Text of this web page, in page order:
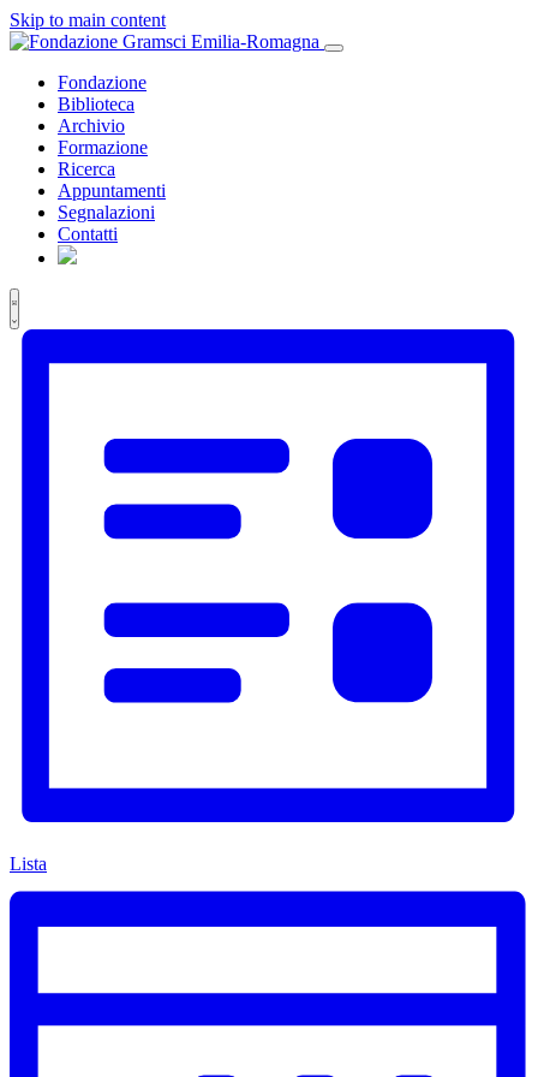
Skip to main content
Fondazione
Biblioteca
Archivio
Formazione
Ricerca
Appuntamenti
Segnalazioni
Contatti
Eventi
Viste
Navigazione
Evento
Viste
Lista
Lista